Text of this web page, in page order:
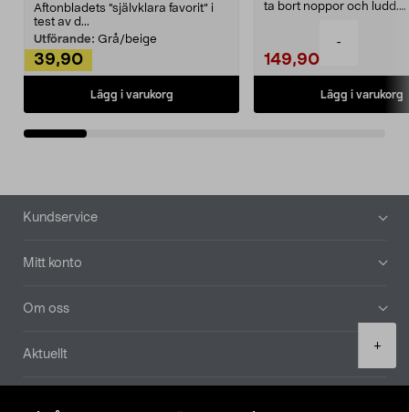
-
+
Aftonbladets "självklara favorit” i
test av d...
Utförande: Grå/beige
39,90
Lägg i varukorg
ta bort noppor och ludd.
149,90
Lägg i varukorg
Sidfot
Kundservice
Mitt konto
Om oss
Aktuellt